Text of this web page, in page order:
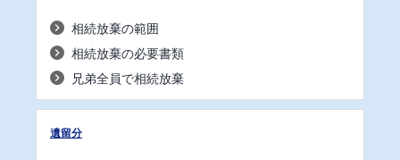
相続放棄の範囲
相続放棄の必要書類
兄弟全員で相続放棄
遺留分